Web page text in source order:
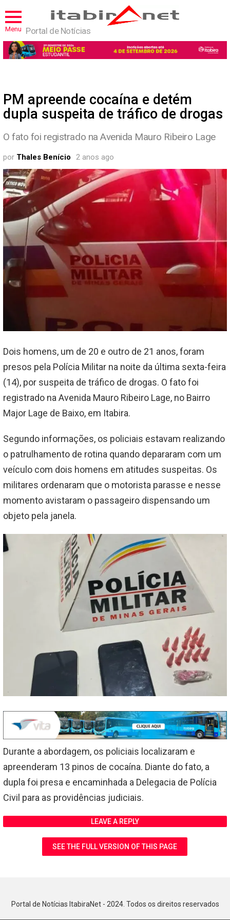
Menu Portal de Notícias
PM apreende cocaína e detém
dupla suspeita de tráfico de drogas
O fato foi registrado na Avenida Mauro Ribeiro Lage
por Thales Benício 2 anos ago
Dois homens, um de 20 e outro de 21 anos, foram
presos pela Polícia Militar na noite da última sexta-feira
(14), por suspeita de tráfico de drogas. O fato foi
registrado na Avenida Mauro Ribeiro Lage, no Bairro
Major Lage de Baixo, em Itabira.
Segundo informações, os policiais estavam realizando
o patrulhamento de rotina quando depararam com um
veículo com dois homens em atitudes suspeitas. Os
militares ordenaram que o motorista parasse e nesse
momento avistaram o passageiro dispensando um
objeto pela janela.
Durante a abordagem, os policiais localizaram e
apreenderam 13 pinos de cocaína. Diante do fato, a
dupla foi presa e encaminhada a Delegacia de Polícia
Civil para as providências judiciais.
LEAVE A REPLY
SEE THE FULL VERSION OF THIS PAGE
Portal de Notícias ItabiraNet - 2024. Todos os direitos reservados